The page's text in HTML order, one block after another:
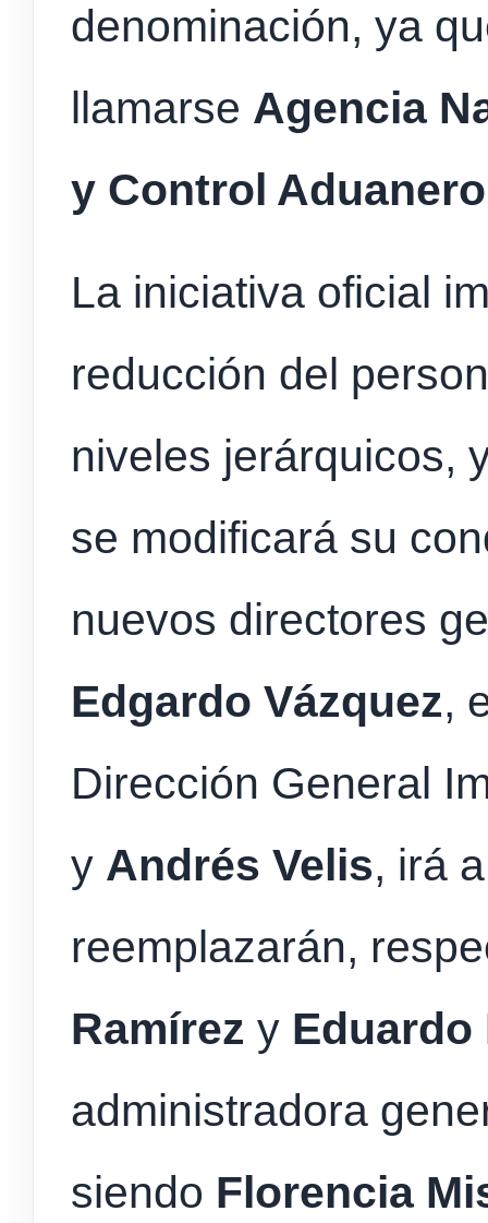
denominación, ya
llamarse Agencia
y Control
La iniciativa oficial
reducción del
niveles jerárquicos,
se modificará su
nuevos directores
Edgardo Vázquez,
Dirección General
y Andrés Velis, irá
reemplazarán,
Ramírez y
administradora
siendo Florencia